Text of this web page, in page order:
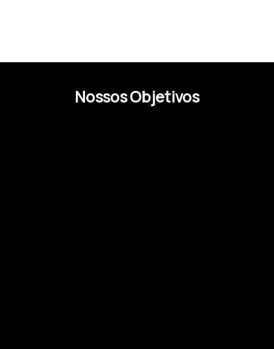
Nossos Objetivos